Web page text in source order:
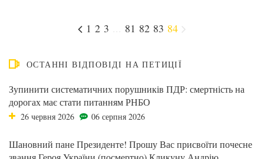
1 2 3 81 82 83 84
ОСТАННІ ВІДПОВІДІ НА ПЕТИЦІЇ
Зупинити систематичних порушників ПДР: смертність на
дорогах має стати питанням РНБО
26 червня 2026 06 серпня 2026
Шановний пане Президенте! Прошу Вас присвоїти почесне